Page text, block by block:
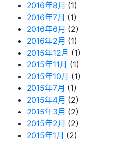
2016年8月 (1)
2016年7月 (1)
2016年6月 (2)
2016年2月 (1)
2015年12月 (1)
2015年11月 (1)
2015年10月 (1)
2015年7月 (1)
2015年4月 (2)
2015年3月 (2)
2015年2月 (2)
2015年1月 (2)